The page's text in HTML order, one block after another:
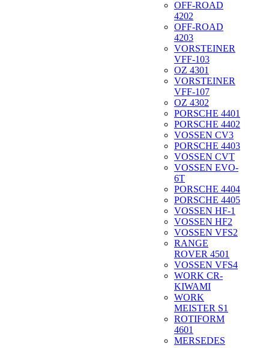
OFF-ROAD
4202
OFF-ROAD
4203
VORSTEINER
VFF-103
OZ 4301
VORSTEINER
VFF-107
OZ 4302
PORSCHE 4401
PORSCHE 4402
VOSSEN CV3
PORSCHE 4403
VOSSEN CVT
VOSSEN EVO-
6T
PORSCHE 4404
PORSCHE 4405
VOSSEN HF-1
VOSSEN HF2
VOSSEN VFS2
RANGE
ROVER 4501
VOSSEN VFS4
WORK CR-
KIWAMI
WORK
MEISTER S1
ROTIFORM
4601
MERSEDES